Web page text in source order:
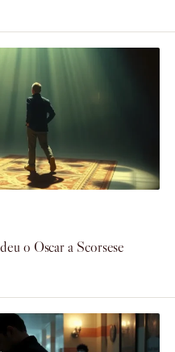
o Oscar a Scorsese